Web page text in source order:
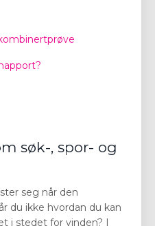
søk-, spor- og
seg når den
du ikke hvordan du kan
i stedet for vinden? I